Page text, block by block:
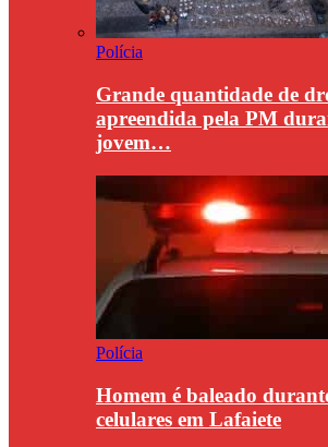
Polícia
Grande quantidade de
apreendida pela PM
jovem…
Polícia
Homem é baleado
celulares em Lafaiete